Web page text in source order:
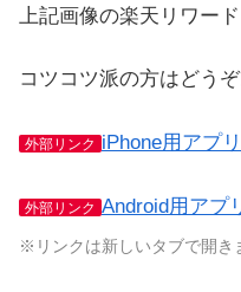
上記画像の楽天リワー
コツコツ派の方はどうぞ
外部リンク iPhone用アプ
外部リンク Android用アプ
※リンクは新しいタブで開き